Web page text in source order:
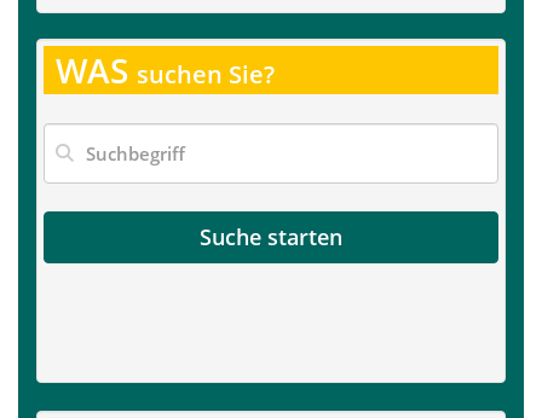
WAS suchen Sie?
Suche starten